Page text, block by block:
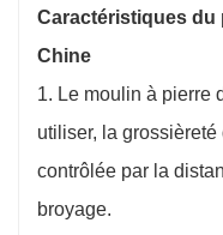
Caractéristiques du
Chine
1. Le moulin à pierre
utiliser, la
contrôlée par la
broyage.